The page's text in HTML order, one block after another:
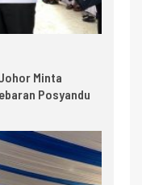
Minta
Posyandu